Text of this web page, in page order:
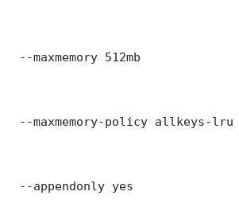
--maxmemory 512mb
--maxmemory-policy allkeys-lru
--appendonly yes